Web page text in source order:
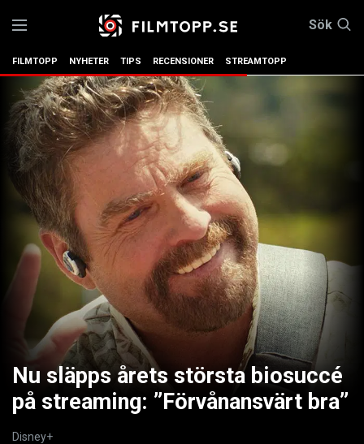
Sök
FILMTOPP NYHETER TIPS RECENSIONER STREAMTOPP
Nu släpps årets största biosuccé
på streaming: ”Förvånansvärt bra”
Disney+